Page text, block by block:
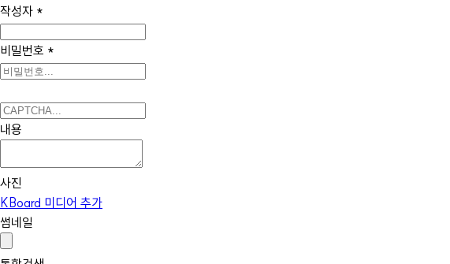
작성자 *
비밀번호 *
내용
사진
KBoard 미디어 추가
썸네일